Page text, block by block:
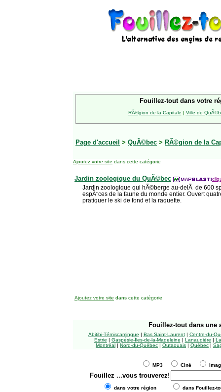
Fouillez-tout dans votre
RÃ©gion de la Capitale | Ville de
Page d'accueil > QuÃ©bec > RÃ©gion de la
Ajoutez votre site dans cette catégorie
Jardin zoologique du QuÃ©bec
Jardin zoologique qui hÃ©berge au-delÃ de 600
espÃ¨ces de la faune du monde entier. Ouvert
pratiquer le ski de fond et la raquette.
Ajoutez votre site dans cette catégorie
Fouillez-tout dans une
Abitibi-Témiscamingue | Bas Saint-Laurent| Centre-du-
Estrie | Gaspésie-Îles-de-la-Madeleine | Lanaudière |
Montréal | Nord-du-Québec | Outaouais | Québec |
MP3 Ciné
Fouillez ...vous trouverez!
dans votre région dans Fouillez-